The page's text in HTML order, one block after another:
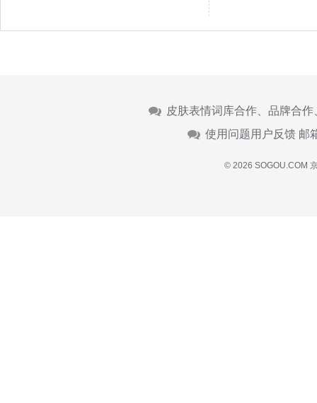
皮肤表情词库合作、品牌合
使用问题用户反馈 邮
© 2026 SOGOU.COM